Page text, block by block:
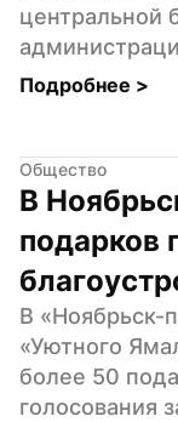
центральной
Подробнее >
Общество
В
подарков
В «Ноябрьск-
«Уютного
более 50
голосования